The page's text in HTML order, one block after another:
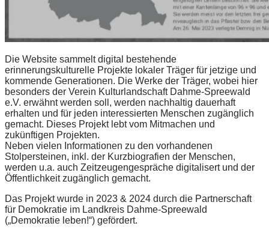
Die Website sammelt digital bestehende
erinnerungskulturelle Projekte lokaler Träger für jetzige und
kommende Generationen. Die Werke der Träger, wobei hier
besonders der Verein Kulturlandschaft Dahme-Spreewald
e.V. erwähnt werden soll, werden nachhaltig dauerhaft
erhalten und für jeden interessierten Menschen zugänglich
gemacht. Dieses Projekt lebt vom Mitmachen und
zukünftigen Projekten.
Neben vielen Informationen zu den vorhandenen
Stolpersteinen, inkl. der Kurzbiografien der Menschen,
werden u.a. auch Zeitzeugengespräche digitalisert und der
Öffentlichkeit zugänglich gemacht.
Das Projekt wurde in 2023 & 2024 durch die Partnerschaft
für Demokratie im Landkreis Dahme-Spreewald
(„Demokratie leben!“) gefördert.